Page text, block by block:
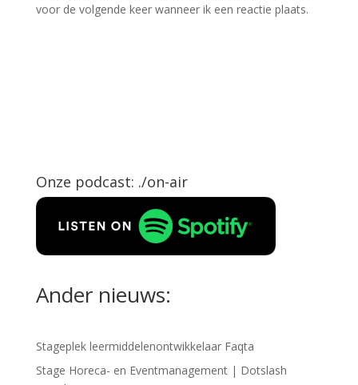
voor de volgende keer wanneer ik een reactie plaats.
Onze podcast: ./on-air
Ander nieuws:
Stageplek leermiddelenontwikkelaar Faqta
Stage Horeca- en Eventmanagement | Dotslash